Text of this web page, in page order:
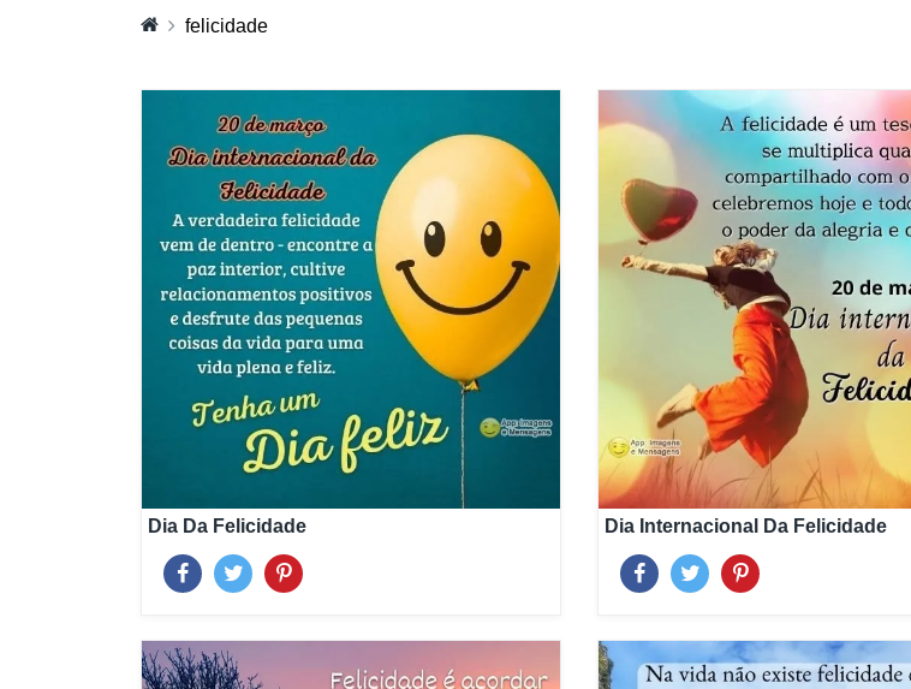
felicidade
Dia Da Felicidade Dia Internacional Da Felicidade